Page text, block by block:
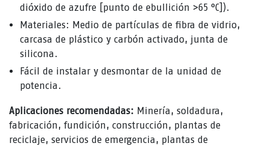
dióxido de azufre [punto de ebullición >65 °C]).
Materiales: Medio de partículas de fibra de vidrio,
carcasa de plástico y carbón activado, junta de
silicona.
Fácil de instalar y desmontar de la unidad de
potencia.
Aplicaciones recomendadas: Minería, soldadura,
fabricación, fundición, construcción, plantas de
reciclaje, servicios de emergencia, plantas de